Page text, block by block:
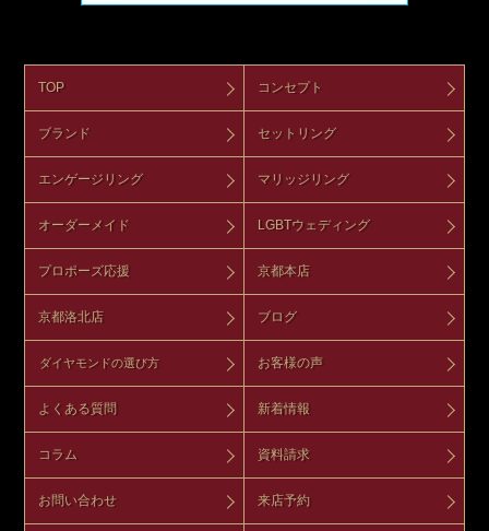
TOP コンセプト
ブランド セットリング
エンゲージリング マリッジリング
オーダーメイド LGBTウェディング
プロポーズ応援 京都本店
京都洛北店 ブログ
ダイヤモンドの選び方 お客様の声
よくある質問 新着情報
コラム 資料請求
お問い合わせ 来店予約